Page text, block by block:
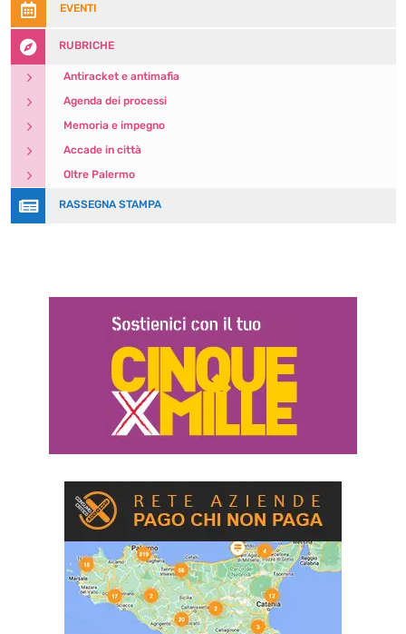
 EVENTI
 RUBRICHE
5 Antiracket e antimafia
5 Agenda dei processi
5 Memoria e impegno
5 Accade in città
5 Oltre Palermo
 RASSEGNA STAMPA